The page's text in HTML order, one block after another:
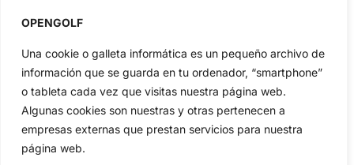
OPENGOLF
Una cookie o galleta informática es un pequeño archivo de
información que se guarda en tu ordenador, “smartphone”
o tableta cada vez que visitas nuestra página web.
Algunas cookies son nuestras y otras pertenecen a
empresas externas que prestan servicios para nuestra
página web.
Inicio
Actualidad
Amateurs
Circuitos
Especiales
Reglas
Vídeos
De Interés
Compañía